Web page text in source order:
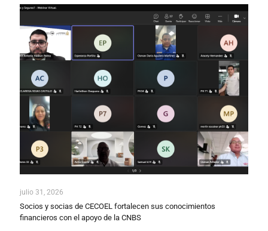
julio 31, 2026
Socios y socias de CECOEL fortalecen sus conocimientos
financieros con el apoyo de la CNBS